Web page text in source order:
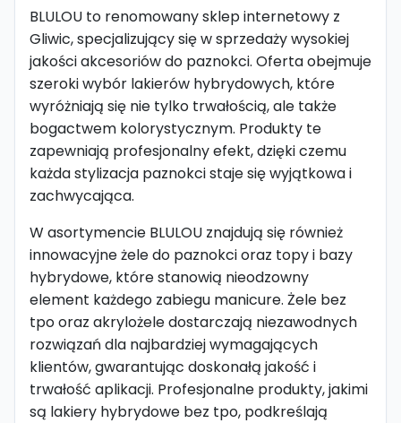
BLULOU to renomowany sklep internetowy z
Gliwic, specjalizujący się w sprzedaży wysokiej
jakości akcesoriów do paznokci. Oferta obejmuje
szeroki wybór lakierów hybrydowych, które
wyróżniają się nie tylko trwałością, ale także
bogactwem kolorystycznym. Produkty te
zapewniają profesjonalny efekt, dzięki czemu
każda stylizacja paznokci staje się wyjątkowa i
zachwycająca.
W asortymencie BLULOU znajdują się również
innowacyjne żele do paznokci oraz topy i bazy
hybrydowe, które stanowią nieodzowny
element każdego zabiegu manicure. Żele bez
tpo oraz akrylożele dostarczają niezawodnych
rozwiązań dla najbardziej wymagających
klientów, gwarantując doskonałą jakość i
trwałość aplikacji. Profesjonalne produkty, jakimi
są lakiery hybrydowe bez tpo, podkreślają